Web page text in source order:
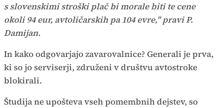
s slovenskimi stroški plač bi morale biti te cene
okoli 94 eur, avtoličarskih pa 104 evre," pravi P.
Damijan.
In kako odgovarjajo zavarovalnice? Generali je prva,
ki so jo serviserji, združeni v društvu avtostroke
blokirali.
Študija ne upošteva vseh pomembnih dejstev, so